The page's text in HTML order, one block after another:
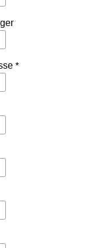
*